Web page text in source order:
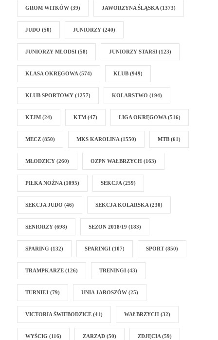
GROM WITKÓW (39) JAWORZYNA ŚLĄSKA (1373)
JUDO (50) JUNIORZY (240)
JUNIORZY MŁODSI (58) JUNIORZY STARSI (123)
KLASA OKRĘGOWA (574) KLUB (949)
KLUB SPORTOWY (1257) KOLARSTWO (194)
KTJM (24) KTM (47) LIGA OKRĘGOWA (516)
MECZ (850) MKS KAROLINA (1550) MTB (61)
MŁODZICY (260) OZPN WAŁBRZYCH (163)
PIŁKA NOŻNA (1095) SEKCJA (259)
SEKCJA JUDO (46) SEKCJA KOLARSKA (230)
SENIORZY (698) SEZON 2018/19 (183)
SPARING (132) SPARINGI (107) SPORT(850)
TRAMPKARZE (126) TRENINGI (43)
TURNIEJ (79) UNIA JAROSZÓW (25)
VICTORIA ŚWIEBODZICE (41) WAŁBRZYCH (32)
WYŚCIG (116) ZARZĄD (50) ZDJĘCIA (59)